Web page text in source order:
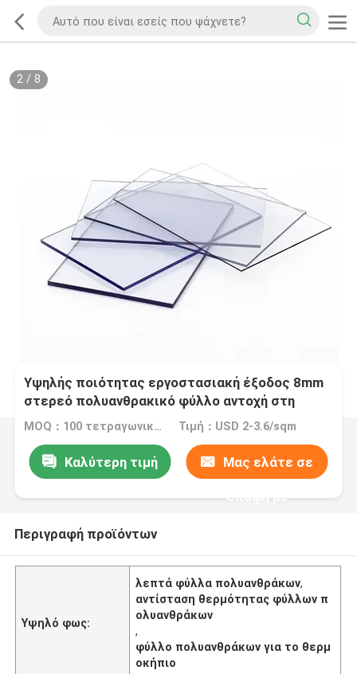
2/ 8
Υψηλής ποιότητας εργοστασιακή έξοδος 8mm
στερεό πολυανθρακικό φύλλο αντοχή στη
θερμότητα για θερμοκηπίο πλαστικό φύλλο
MOQ：100 τετραγωνικά μέτρα Τιμή：USD 2-3.6/sqm
Καλύτερη τιμή Μας ελάτε σε
επαφή με
Περιγραφή προϊόντων
Υψηλό φως:
λεπτά φύλλα πολυανθράκων,
αντίσταση θερμότητας φύλλων π
ολυανθράκων
,
φύλλο πολυανθράκων για το θερμ
οκήπιο